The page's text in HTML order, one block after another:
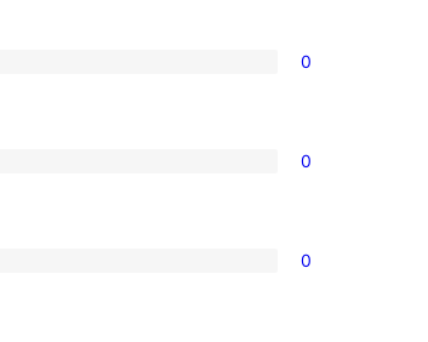
0
0
0